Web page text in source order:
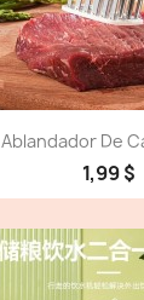
Ablandador De
1,99 $